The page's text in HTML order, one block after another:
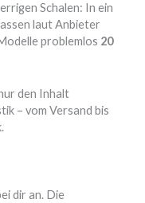
Schalen: In ein
laut Anbieter
problemlos 20
den Inhalt
– vom Versand bis
dir an. Die